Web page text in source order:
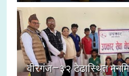
वीरगंज–३२ टेढास्थित